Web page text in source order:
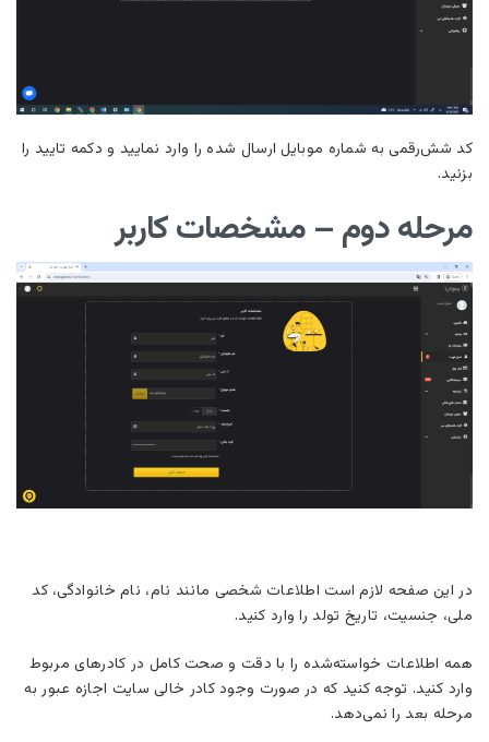
کد شش‌رقمی به شماره موبایل ارسال شده را وارد نمایید و دکمه تایید را
بزنید.
مرحله دوم – مشخصات کاربر
در این صفحه لازم است اطلاعات شخصی مانند نام، نام خانوادگی، کد
ملی، جنسیت، تاریخ تولد را وارد کنید.
همه اطلاعات خواسته‌شده را با دقت و صحت کامل در کادرهای مربوط
وارد کنید. توجه کنید که در صورت وجود کادر خالی سایت اجازه عبور به
مرحله بعد را نمی‌دهد.